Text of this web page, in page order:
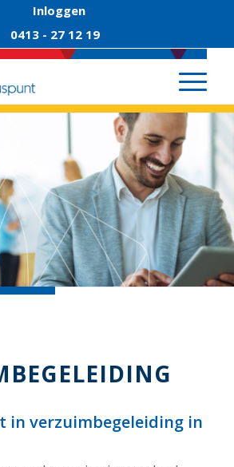
Inloggen
0413 - 27 12 19
in verzuimbegeleiding in